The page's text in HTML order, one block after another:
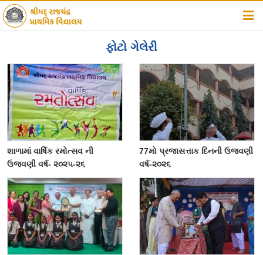
હોમ
સંસ્થા વિષે
શાળા વિષે
સમાચાર
સૂચનાઓ
ફોટો ગેલેરી
ડાઉનલોડ
એસાઈમેન્ટ્સ
સંપર્ક
ફોટો ગેલેરી
શાળામાં વાર્ષિક રમોત્સવ ની
ઉજવણી વર્ષ- ૨૦૨૫-૨૬
77મો પ્રજાસત્તાક દિનની ઉજવણી
વર્ષ-૨૦૨૬